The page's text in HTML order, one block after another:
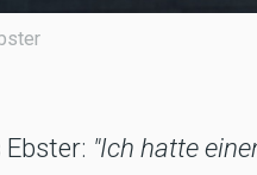
"Ich hatte